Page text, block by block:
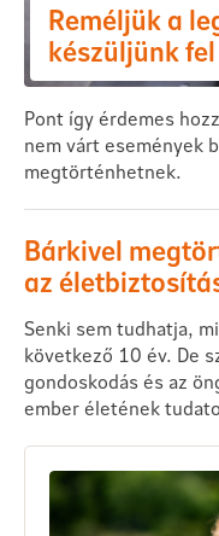
Reméljük a
készüljünk
Pont így érdemes
nem várt események
megtörténhetnek.
Bárkivel
az
Senki sem tudhatja,
következő 10 év. De
gondoskodás és az
ember életének